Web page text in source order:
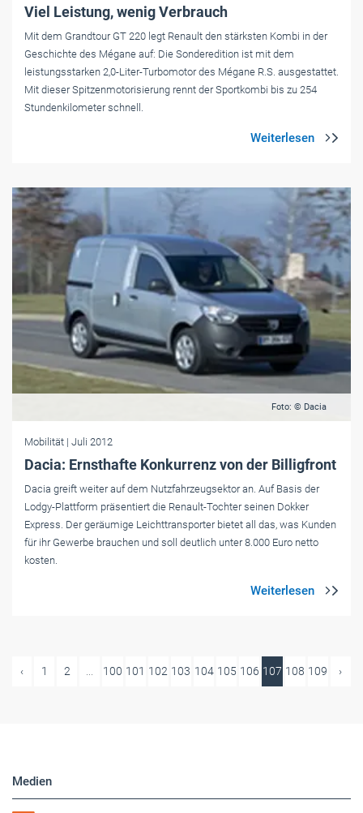
Viel Leistung, wenig Verbrauch
Mit dem Grandtour GT 220 legt Renault den stärksten Kombi in der
Geschichte des Mégane auf: Die Sonderedition ist mit dem
leistungsstarken 2,0-Liter-Turbomotor des Mégane R.S. ausgestattet.
Mit dieser Spitzenmotorisierung rennt der Sportkombi bis zu 254
Stundenkilometer schnell.
Foto: © Dacia
Mobilität | Juli 2012
Dacia: Ernsthafte Konkurrenz von der Billigfront
Dacia greift weiter auf dem Nutzfahrzeugsektor an. Auf Basis der
Lodgy-Plattform präsentiert die Renault-Tochter seinen Dokker
Express. Der geräumige Leichttransporter bietet all das, was Kunden
für ihr Gewerbe brauchen und soll deutlich unter 8.000 Euro netto
kosten.
‹ 1 2 ... 100 101 102 103 104 105 106 107 108 109 ›
Medien